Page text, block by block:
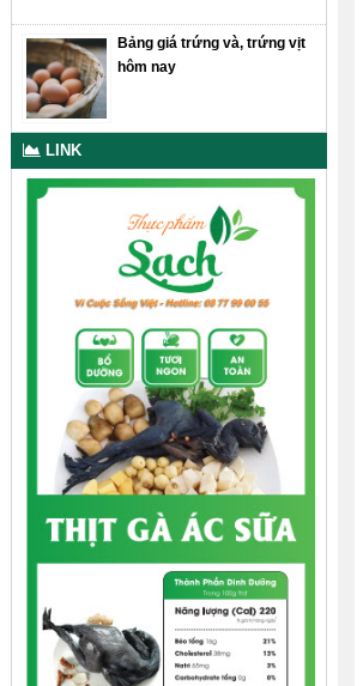
Bảng giá trứng và, trứng vịt
hôm nay
LINK